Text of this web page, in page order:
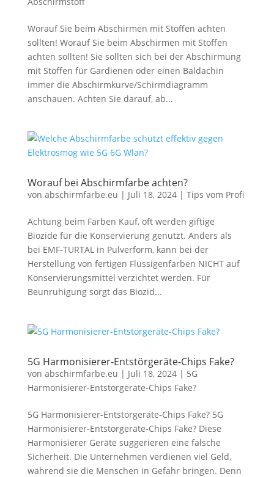
Worauf Sie beim Abschirmen mit Stoffen achten
sollten! Worauf Sie beim Abschirmen mit Stoffen
achten sollten! Sie sollten sich bei der Abschirmung
mit Stoffen für Gardienen oder einen Baldachin
immer die Abschirmkurve/Schirmdiagramm
anschauen. Achten Sie darauf, ab...
Worauf bei Abschirmfarbe achten?
von abschirmfarbe.eu | Juli 18, 2024| Tips vom Profi
Achtung beim Farben Kauf, oft werden giftige
Biozide für die Konservierung genutzt. Anders als
bei EMF-TURTAL in Pulverform, kann bei der
Herstellung von fertigen Flüssigenfarben NICHT auf
Konservierungsmittel verzichtet werden. Für
Beunruhigung sorgt das Biozid...
5G Harmonisierer-Entstörgeräte-Chips Fake?
von abschirmfarbe.eu | Juli 18, 2024| 5G
Harmonisierer-Entstörgeräte-Chips Fake?
5G Harmonisierer-Entstörgeräte-Chips Fake? 5G
Harmonisierer-Entstörgeräte-Chips Fake? Diese
Harmonisierer Geräte suggerieren eine falsche
Sicherheit. Die Unternehmen verdienen viel Geld,
während sie die Menschen in Gefahr bringen. Denn